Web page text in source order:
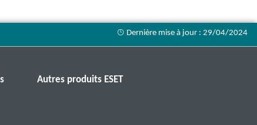
Autres produits ESET